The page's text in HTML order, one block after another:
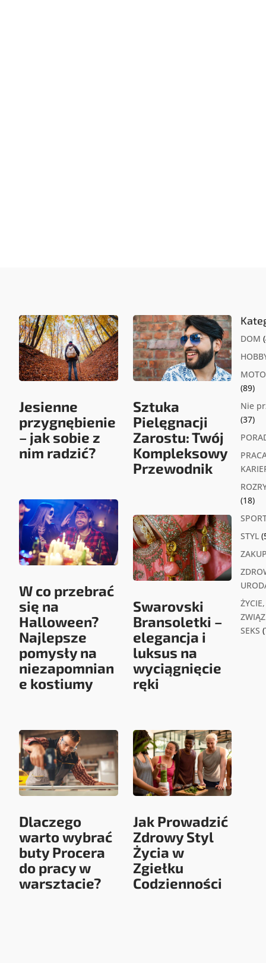
Jesienne
przygnębienie
– jak sobie z
nim radzić?
W co przebrać
się na
Halloween?
Najlepsze
pomysły na
niezapomnian
e kostiumy
Dlaczego
warto wybrać
buty Procera
do pracy w
warsztacie?
Sztuka
Pielęgnacji
Zarostu: Twój
Kompleksowy
Przewodnik
Swarovski
Bransoletki –
elegancja i
luksus na
wyciągnięcie
ręki
Jak Prowadzić
Zdrowy Styl
Życia w
Zgiełku
Codzienności
DOM
(89)
Nie
(37)
(18)
STYL
ŻYCIE,
SEKS